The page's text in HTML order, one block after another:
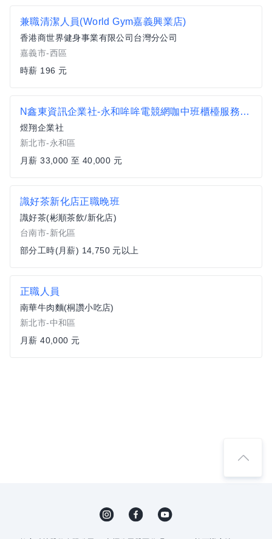
兼職清潔人員(World Gym嘉義興業店)
香港商世界健身事業有限公司台灣分公司
嘉義市-西區
時薪 196 元
N鑫東資訊企業社-永和哞哞電競網咖中班櫃檯服務人員37k
煜翔企業社
新北市-永和區
月薪 33,000 至 40,000 元
識好茶新化店正職晚班
識好茶(彬順茶飲/新化店)
台南市-新化區
部分工時(月薪) 14,750 元以上
正職人員
南華牛肉麵(桐讚小吃店)
新北市-中和區
月薪 40,000 元